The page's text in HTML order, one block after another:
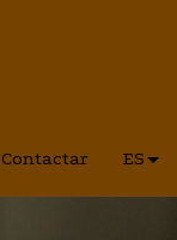
Contactar ES